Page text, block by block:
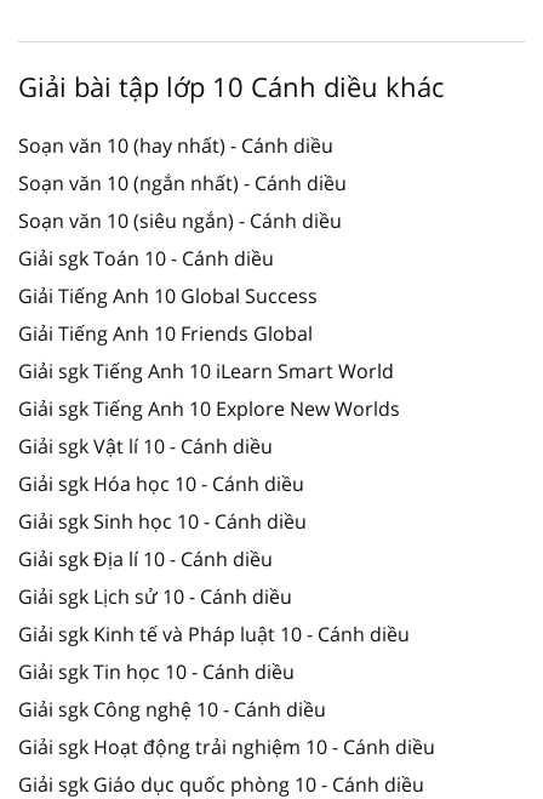
Giải bài tập lớp 10 Cánh diều khác
Soạn văn 10 (hay nhất) - Cánh diều
Soạn văn 10 (ngắn nhất) - Cánh diều
Soạn văn 10 (siêu ngắn) - Cánh diều
Giải sgk Toán 10 - Cánh diều
Giải Tiếng Anh 10 Global Success
Giải Tiếng Anh 10 Friends Global
Giải sgk Tiếng Anh 10 iLearn Smart World
Giải sgk Tiếng Anh 10 Explore New Worlds
Giải sgk Vật lí 10 - Cánh diều
Giải sgk Hóa học 10 - Cánh diều
Giải sgk Sinh học 10 - Cánh diều
Giải sgk Địa lí 10 - Cánh diều
Giải sgk Lịch sử 10 - Cánh diều
Giải sgk Kinh tế và Pháp luật 10 - Cánh diều
Giải sgk Tin học 10 - Cánh diều
Giải sgk Công nghệ 10 - Cánh diều
Giải sgk Hoạt động trải nghiệm 10 - Cánh diều
Giải sgk Giáo dục quốc phòng 10 - Cánh diều